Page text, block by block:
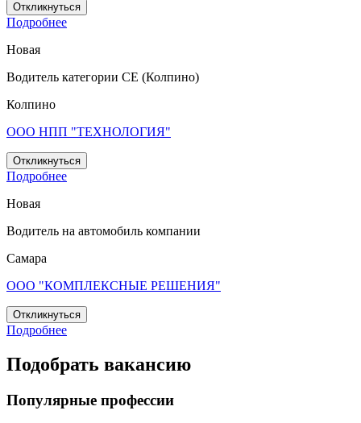
Откликнуться
Подробнее
Новая
Водитель категории СЕ (Колпино)
Колпино
ООО НПП "ТЕХНОЛОГИЯ"
Откликнуться
Подробнее
Новая
Водитель на автомобиль компании
Самара
ООО "КОМПЛЕКСНЫЕ РЕШЕНИЯ"
Откликнуться
Подробнее
Подобрать вакансию
Популярные профессии